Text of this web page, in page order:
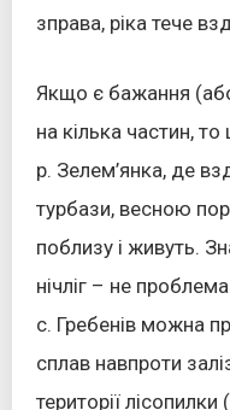
зправа, ріка тече
Якщо є бажання
на кілька частин,
р. Зелем’янка, де
турбази, весною
поблизу і живуть.
нічліг – не
с. Гребенів можна
сплав навпроти
території